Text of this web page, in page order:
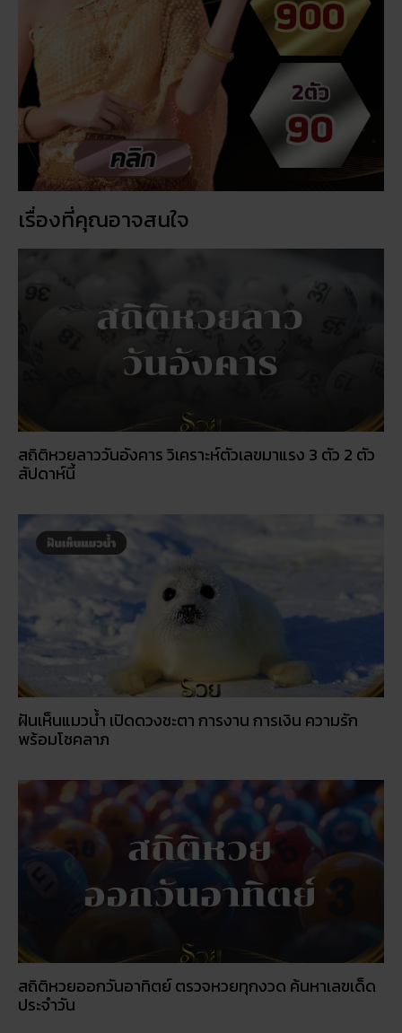
สถิติหวยลาววันอังคาร วิเคราะห์ตัวเลขมาแรง 3 ตัว 2 ตัว
สัปดาห์นี้
ฝันเห็นแมวน้ำ เปิดดวงชะตา การงาน การเงิน ความรัก
พร้อมโชคลาภ
สถิติหวยออกวันอาทิตย์ ตรวจหวยทุกงวด ค้นหาเลขเด็ด
ประจำวัน
5 กิจกรรเสริมดวงโชคลาภ ในวันออกพรรษา